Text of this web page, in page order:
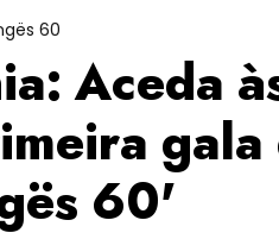
60
Aceda
gala
60'